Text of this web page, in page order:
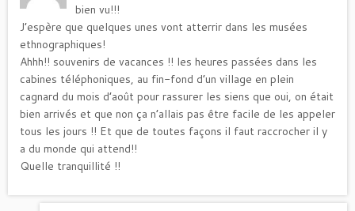
bien vu!!!
J’espère que quelques unes vont atterrir dans les musées
ethnographiques!
Ahhh!! souvenirs de vacances !! les heures passées dans les
cabines téléphoniques, au fin-fond d’un village en plein
cagnard du mois d’août pour rassurer les siens que oui, on était
bien arrivés et que non ça n’allais pas être facile de les appeler
tous les jours !! Et que de toutes façons il faut raccrocher il y
a du monde qui attend!!
Quelle tranquillité !!